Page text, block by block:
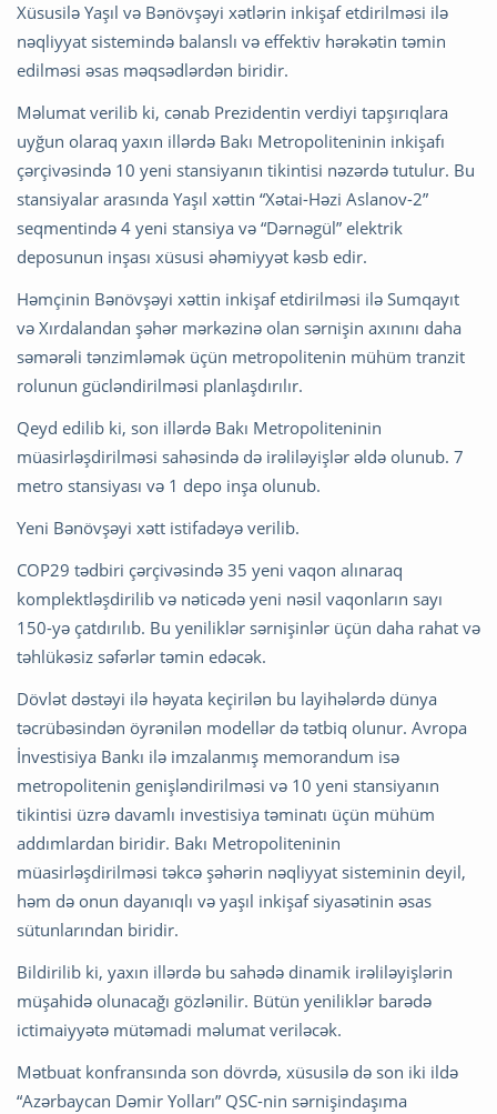
Xüsusilə Yaşıl və Bənövşəyi xətlərin inkişaf etdirilməsi ilə
nəqliyyat sistemində balanslı və effektiv hərəkətin təmin
edilməsi əsas məqsədlərdən biridir.
Məlumat verilib ki, cənab Prezidentin verdiyi tapşırıqlara
uyğun olaraq yaxın illərdə Bakı Metropoliteninin inkişafı
çərçivəsində 10 yeni stansiyanın tikintisi nəzərdə tutulur. Bu
stansiyalar arasında Yaşıl xəttin “Xətai-Həzi Aslanov-2”
seqmentində 4 yeni stansiya və “Dərnəgül” elektrik
deposunun inşası xüsusi əhəmiyyət kəsb edir.
Həmçinin Bənövşəyi xəttin inkişaf etdirilməsi ilə Sumqayıt
və Xırdalandan şəhər mərkəzinə olan sərnişin axınını daha
səmərəli tənzimləmək üçün metropolitenin mühüm tranzit
rolunun gücləndirilməsi planlaşdırılır.
Qeyd edilib ki, son illərdə Bakı Metropoliteninin
müasirləşdirilməsi sahəsində də irəliləyişlər əldə olunub. 7
metro stansiyası və 1 depo inşa olunub.
Yeni Bənövşəyi xətt istifadəyə verilib.
COP29 tədbiri çərçivəsində 35 yeni vaqon alınaraq
komplektləşdirilib və nəticədə yeni nəsil vaqonların sayı
150-yə çatdırılıb. Bu yeniliklər sərnişinlər üçün daha rahat və
təhlükəsiz səfərlər təmin edəcək.
Dövlət dəstəyi ilə həyata keçirilən bu layihələrdə dünya
təcrübəsindən öyrənilən modellər də tətbiq olunur. Avropa
İnvestisiya Bankı ilə imzalanmış memorandum isə
metropolitenin genişləndirilməsi və 10 yeni stansiyanın
tikintisi üzrə davamlı investisiya təminatı üçün mühüm
addımlardan biridir. Bakı Metropoliteninin
müasirləşdirilməsi təkcə şəhərin nəqliyyat sisteminin deyil,
həm də onun dayanıqlı və yaşıl inkişaf siyasətinin əsas
sütunlarından biridir.
Bildirilib ki, yaxın illərdə bu sahədə dinamik irəliləyişlərin
müşahidə olunacağı gözlənilir. Bütün yeniliklər barədə
ictimaiyyətə mütəmadi məlumat veriləcək.
Mətbuat konfransında son dövrdə, xüsusilə də son iki ildə
“Azərbaycan Dəmir Yolları” QSC-nin sərnişindaşıma